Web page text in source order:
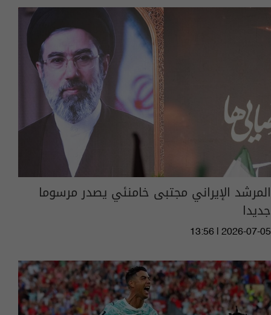
المرشد الإيراني مجتبى خامنئي يصدر مرسوما
جديدا
13:56 | 2026-07-05